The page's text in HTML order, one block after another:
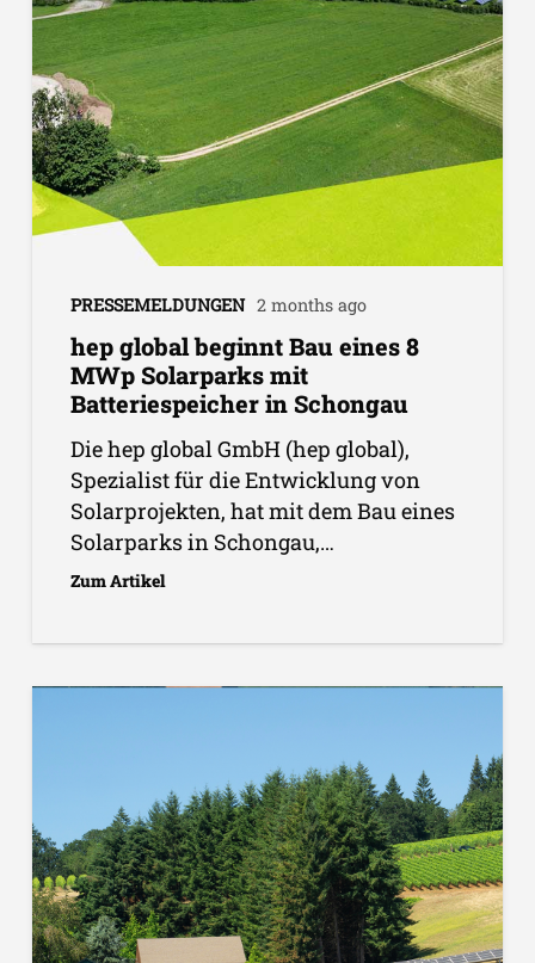
PRESSEMELDUNGEN 2 months ago
hep global beginnt Bau eines 8
MWp Solarparks mit
Batteriespeicher in Schongau
Die hep global GmbH (hep global),
Spezialist für die Entwicklung von
Solarprojekten, hat mit dem Bau eines
Solarparks in Schongau,…
Zum Artikel